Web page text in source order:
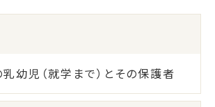
幼児（就学まで）とその保護者